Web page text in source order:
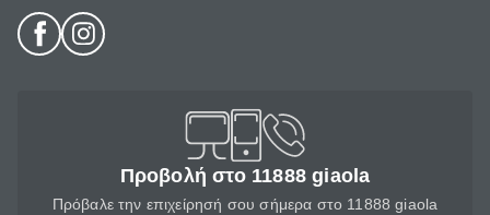
Προβολή στο 11888 giaola
Πρόβαλε την επιχείρησή σου σήμερα στο 11888 giaola